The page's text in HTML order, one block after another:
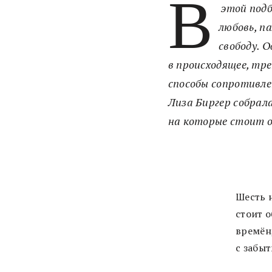
В
этой
любовь,
свободу.
в происходящее,
способы
Лиза Биргер
на которые стоит
Шесть
стоит
с